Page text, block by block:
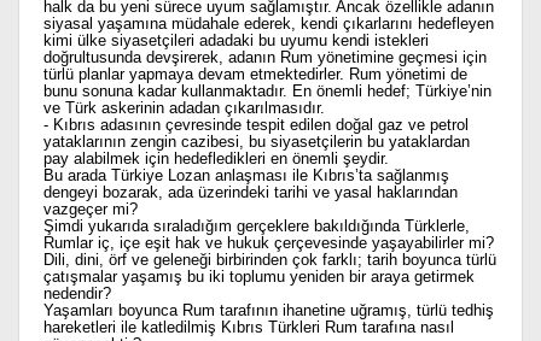
halk da bu yeni sürece uyum sağlamıştır. Ancak özellikle adanın
siyasal yaşamına müdahale ederek, kendi çıkarlarını hedefleyen
kimi ülke siyasetçileri adadaki bu uyumu kendi istekleri
doğrultusunda devşirerek, adanın Rum yönetimine geçmesi için
türlü planlar yapmaya devam etmektedirler. Rum yönetimi de
bunu sonuna kadar kullanmaktadır. En önemli hedef; Türkiye’nin
ve Türk askerinin adadan çıkarılmasıdır.
- Kıbrıs adasının çevresinde tespit edilen doğal gaz ve petrol
yataklarının zengin cazibesi, bu siyasetçilerin bu yataklardan
pay alabilmek için hedefledikleri en önemli şeydir.
Bu arada Türkiye Lozan anlaşması ile Kıbrıs’ta sağlanmış
dengeyi bozarak, ada üzerindeki tarihi ve yasal haklarından
vazgeçer mi?
Şimdi yukarıda sıraladığım gerçeklere bakıldığında Türklerle,
Rumlar iç, içe eşit hak ve hukuk çerçevesinde yaşayabilirler mi?
Dili, dini, örf ve geleneği birbirinden çok farklı; tarih boyunca türlü
çatışmalar yaşamış bu iki toplumu yeniden bir araya getirmek
nedendir?
Yaşamları boyunca Rum tarafının ihanetine uğramış, türlü tedhiş
hareketleri ile katledilmiş Kıbrıs Türkleri Rum tarafına nasıl